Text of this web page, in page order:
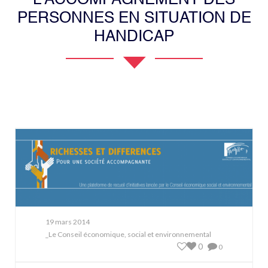
PERSONNES EN SITUATION DE
HANDICAP
19 mars 2014
_Le Conseil économique, social et environnemental
0
0